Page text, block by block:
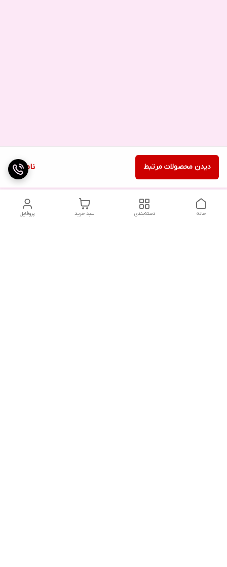
ناموجود دیدن محصولات مرتبط
پروفایل سبد خرید دسته‌بندی خانه